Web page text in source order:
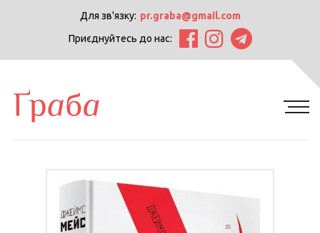
Для зв'язку: pr.graba@gmail.com
Приєднуйтесь до нас: